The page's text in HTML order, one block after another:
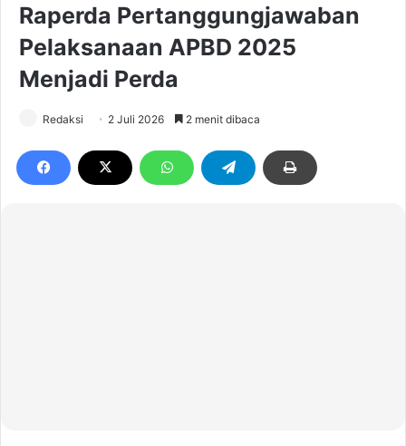
Raperda Pertanggungjawaban
Pelaksanaan APBD 2025
Menjadi Perda
Redaksi 2 Juli 2026 2 menit dibaca